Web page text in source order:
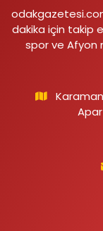
dakika için takip
spor ve Afyon